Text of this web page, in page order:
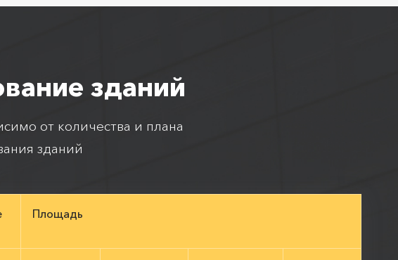
зданий
от количества и плана
зданий
Площадь